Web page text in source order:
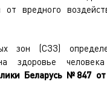
от вредного
зон (СЗЗ)
на здоровье
Беларусь №847